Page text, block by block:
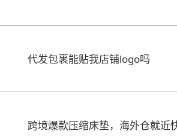
代发包裹能贴我店铺logo吗
跨境爆款压缩床垫，海外仓就近